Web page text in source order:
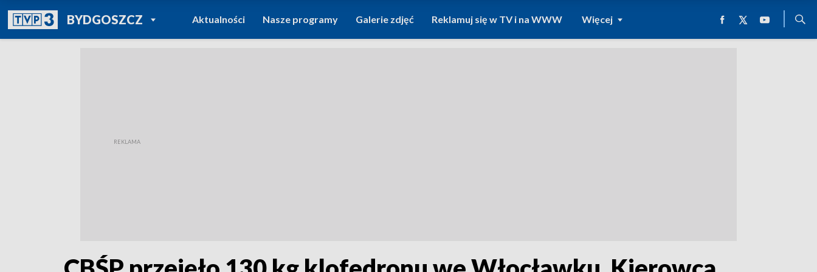
BYDGOSZCZPOWRÓT DO
TVP REGIONY
Aktualności Nasze programy Galerie zdjęć Reklamuj się w TV i na WWW Więcej